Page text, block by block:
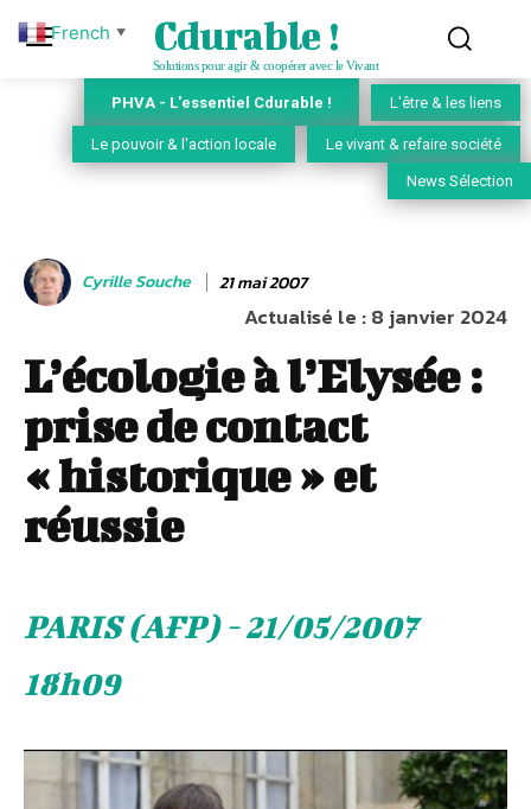
Cdurable !
Solutions pour agir & coopérer avec le Vivant
PHVA - L'essentiel Cdurable ! L'être & les liens
Le pouvoir & l'action locale Le vivant & refaire société
News Sélection
Cyrille Souche 21 mai 2007
Actualisé le :8 janvier 2024
L’écologie à l’Elysée :
prise de contact
« historique » et
réussie
PARIS (AFP) - 21/05/2007
18h09
French ▼